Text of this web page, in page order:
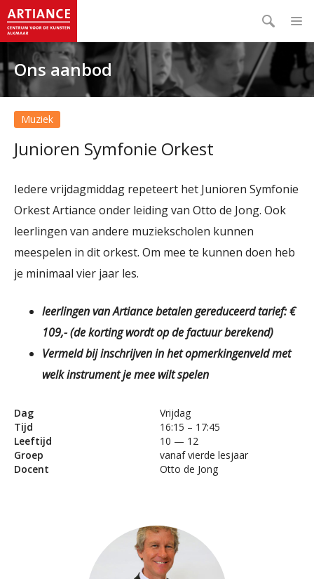
Ons aanbod
Muziek
Junioren Symfonie Orkest
Iedere vrijdagmiddag repeteert het Junioren Symfonie
Orkest Artiance onder leiding van Otto de Jong. Ook
leerlingen van andere muziekscholen kunnen
meespelen in dit orkest. Om mee te kunnen doen heb
je minimaal vier jaar les.
leerlingen van Artiance betalen gereduceerd tarief: €
109,- (de korting wordt op de factuur berekend)
Vermeld bij inschrijven in het opmerkingenveld met
welk instrument je mee wilt spelen
Dag
Vrijdag
Tijd
16:15 – 17:45
Leeftijd
10 — 12
Groep
vanaf vierde lesjaar
Docent
Otto de Jong